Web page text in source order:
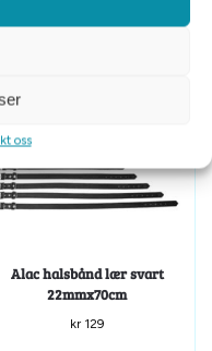
oss
Alac halsbånd lær svart
22mmx70cm
kr129